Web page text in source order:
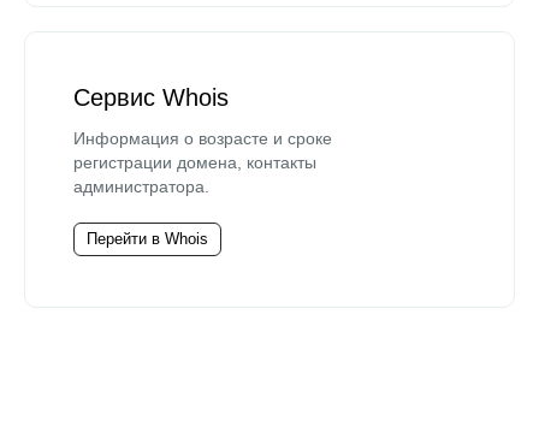
Сервис Whois
Информация о возрасте и сроке
регистрации домена, контакты
администратора.
Перейти в Whois